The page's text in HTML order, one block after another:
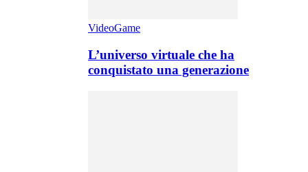
VideoGame
L’universo virtuale che ha
conquistato una generazione